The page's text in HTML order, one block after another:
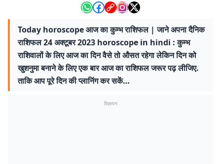
Today horoscope आज का कुम्भ राशिफल | जाने अपना दैनिक
राशिफल 24 अक्टूबर 2023 horoscope in hindi : कुम्भ
राशिवालों के लिए आज का दिन वैसे तो औसत रहेगा लेकिन दिन को
खुशनुमा बनाने के लिए एक बार आज का राशिफल जरूर पढ़ लीजिए.
ताकि आप पूरे दिन की प्लानिंग कर सकें…
विज्ञापन